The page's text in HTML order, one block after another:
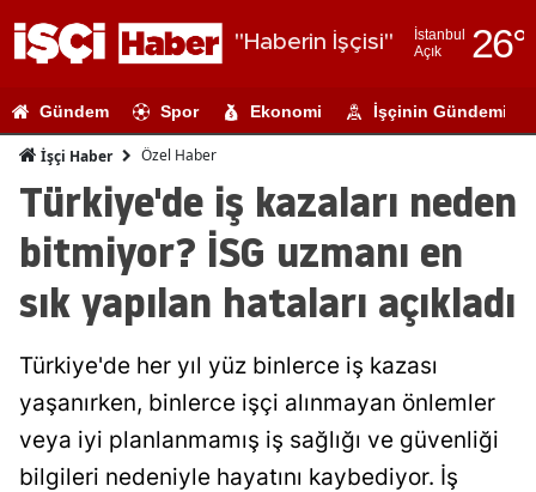
"Haberin İşçisi"
İstanbul
Açık
26°
Adıyaman
Ağrı
Amasya
Ankara
Artvin
Aydın
Gündem Spor Ekonomi İşçinin Gündemi
İşçi Haber Özel Haber
Türkiye'de iş kazaları neden
bitmiyor? İSG uzmanı en
sık yapılan hataları açıkladı
Türkiye'de her yıl yüz binlerce iş kazası
yaşanırken, binlerce işçi alınmayan önlemler
veya iyi planlanmamış iş sağlığı ve güvenliği
bilgileri nedeniyle hayatını kaybediyor. İş